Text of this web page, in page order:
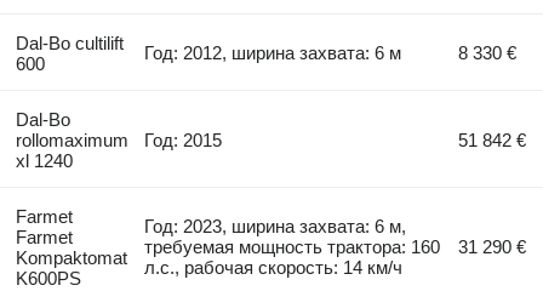
Dal-Bo cultilift
600
Год: 2012, ширина захвата: 6 м 8 330 €
Dal-Bo
rollomaximum
xl 1240
Год: 2015 51 842 €
Farmet
Farmet
Kompaktomat
K600PS
Год: 2023, ширина захвата: 6 м,
требуемая мощность трактора: 160
л.с., рабочая скорость: 14 км/ч
31 290 €